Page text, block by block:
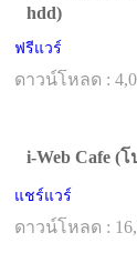
hdd)
ฟรีแวร์
ดาวน์โหลด :
i-Web Cafe (
แชร์แวร์
ดาวน์โหลด :